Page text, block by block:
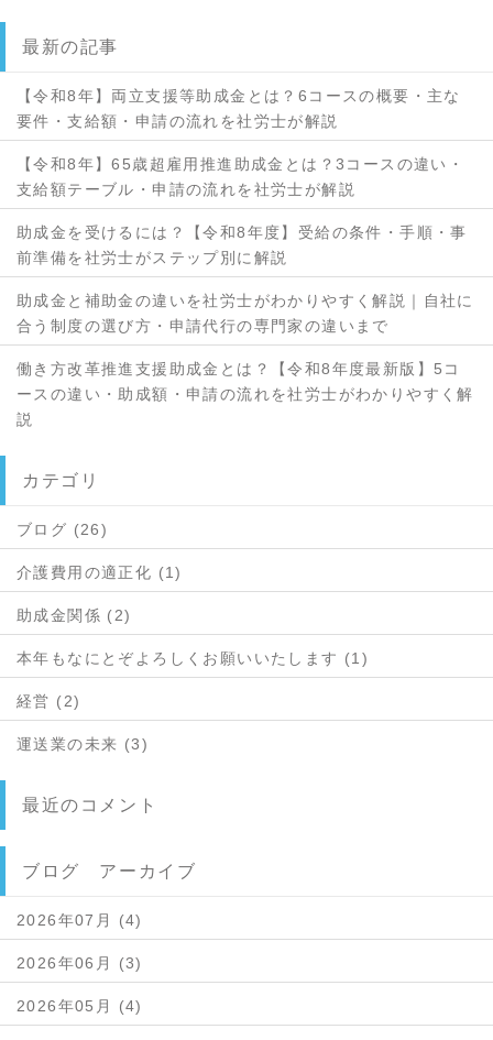
最新の記事
【令和8年】両立支援等助成金とは？6コースの概要・主な
要件・支給額・申請の流れを社労士が解説
【令和8年】65歳超雇用推進助成金とは？3コースの違い・
支給額テーブル・申請の流れを社労士が解説
助成金を受けるには？【令和8年度】受給の条件・手順・事
前準備を社労士がステップ別に解説
助成金と補助金の違いを社労士がわかりやすく解説｜自社に
合う制度の選び方・申請代行の専門家の違いまで
働き方改革推進支援助成金とは？【令和8年度最新版】5コ
ースの違い・助成額・申請の流れを社労士がわかりやすく解
説
カテゴリ
ブログ (26)
介護費用の適正化 (1)
助成金関係 (2)
本年もなにとぞよろしくお願いいたします (1)
経営 (2)
運送業の未来 (3)
最近のコメント
ブログ アーカイブ
2026年07月 (4)
2026年06月 (3)
2026年05月 (4)